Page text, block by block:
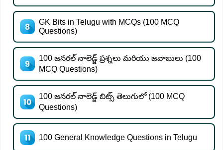
GK Bits in Telugu with MCQs (100 MCQ
Questions)
100 జనరల్ నాలెడ్జ్ ప్రశ్నలు మరియు జవాబులు (100
MCQ Questions)
100 జనరల్ నాలెడ్జ్ బిట్స్ తెలుగులో (100 MCQ
Questions)
100 General Knowledge Questions in Telugu